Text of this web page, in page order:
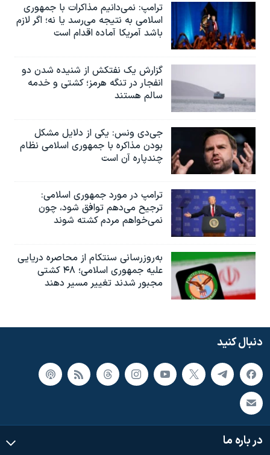
ترامپ: نمی‌دانیم مذاکرات با جمهوری
اسلامی به نتیجه می‌رسد یا نه؛ اگر لازم
باشد آمریکا آماده اقدام است
گزارش یک نفتکش از شنیده شدن دو
انفجار در تنگه هرمز؛ کشتی و خدمه
سالم هستند
جی‌دی ونس: یکی از دلایل مشکل
بودن مذاکره با جمهوری اسلامی نظام
چندپاره آن است
ترامپ در مورد جمهوری اسلامی:
ترجیح می‌دهم توافق شود، چون
نمی‌خواهم مردم کشته شوند
به‌روزرسانی سنتکام از محاصره دریایی
علیه جمهوری اسلامی؛ ۴۸ کشتی
مجبور شدند تغییر مسیر دهند
دنبال کنید
در باره ما